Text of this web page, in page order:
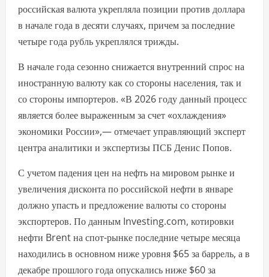
российская валюта укрепляла позиции против доллара
в начале года в десяти случаях, причем за последние
четыре года рубль укреплялся трижды.
В начале года сезонно снижается внутренний спрос на
иностранную валюту как со стороны населения, так и
со стороны импортеров. «В 2026 году данный процесс
является более выраженным за счет «охлаждения»
экономики России»,— отмечает управляющий эксперт
центра аналитики и экспертизы ПСБ Денис Попов.
С учетом падения цен на нефть на мировом рынке и
увеличения дисконта по российской нефти в январе
должно упасть и предложение валюты со стороны
экспортеров. По данным Investing.com, котировки
нефти Brent на спот-рынке последние четыре месяца
находились в основном ниже уровня $65 за баррель, а в
декабре прошлого года опускались ниже $60 за